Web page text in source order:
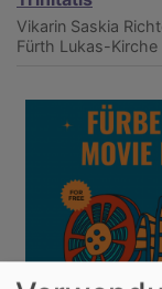
Vikarin Saskia
Fürth Lukas-Kirche